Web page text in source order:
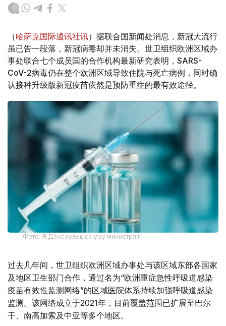
（哈萨克国际通讯社讯）据联合国新闻处消息，新冠大流行
虽已告一段落，新冠病毒却并未消失。世卫组织欧洲区域办
事处联合七个成员国的合作机构最新研究表明，SARS-
CoV-2病毒仍在整个欧洲区域导致住院与死亡病例，同时确
认接种升级版新冠疫苗依然是预防重症的最有效途径。
Фото: ҚР Денсаулық сақтау министрлігі
过去几年间，世卫组织欧洲区域办事处与该区域东部各国家
及地区卫生部门合作，通过名为“欧洲重症急性呼吸道感染
疫苗有效性监测网络”的区域医院体系持续加强呼吸道感染
监测。该网络成立于2021年，目前覆盖范围已扩展至巴尔
干、南高加索及中亚等多个地区。